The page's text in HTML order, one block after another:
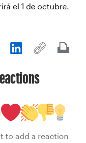
el 1 de octubre.
to add a reaction